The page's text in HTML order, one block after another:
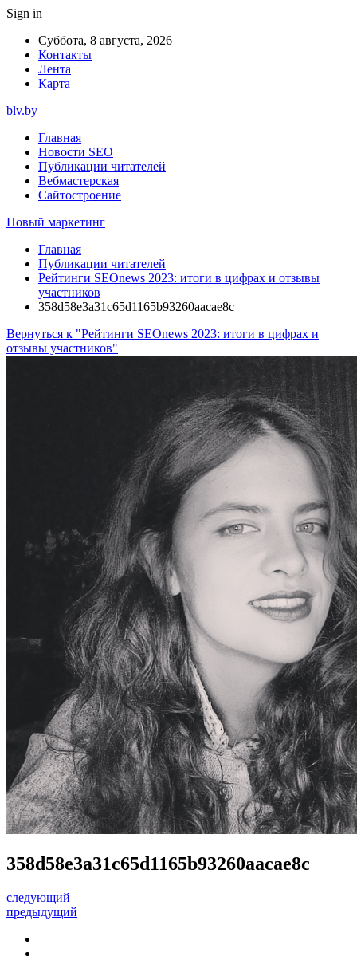
Sign in
Суббота, 8 августа, 2026
Контакты
Лента
Карта
blv.by
Главная
Новости SEO
Публикации читателей
Вебмастерская
Сайтостроение
Новый маркетинг
Главная
Публикации читателей
Рейтинги SEOnews 2023: итоги в цифрах и отзывы
участников
358d58e3a31c65d1165b93260aacae8c
Вернуться к "Рейтинги SEOnews 2023: итоги в цифрах и
отзывы участников"
358d58e3a31c65d1165b93260aacae8c
следующий
предыдущий